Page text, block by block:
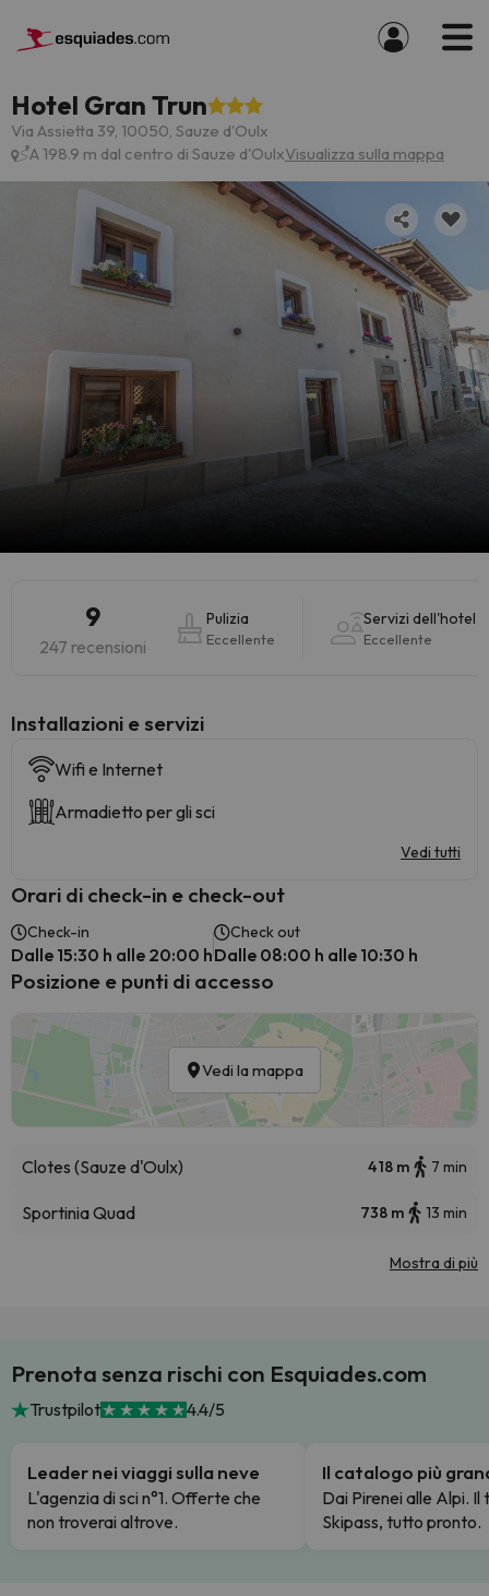
Hotel Gran Trun
Via Assietta 39, 10050, Sauze d'Oulx
A 198.9 m dal centro di Sauze d'OulxVisualizza sulla mappa
9
247 recensioni
Pulizia
Eccellente
Servizi dell'hotel
Eccellente
Installazioni e servizi
Wifi e Internet
Armadietto per gli sci
Vedi tutti
Orari di check-in e check-out
Check-in
Dalle 15:30 h alle 20:00 h
Check out
Dalle 08:00 h alle 10:30 h
Posizione e punti di accesso
Vedi la mappa
Clotes (Sauze d'Oulx) 418 m 7 min
Sportinia Quad 738 m 13 min
Mostra di più
Prenota senza rischi con Esquiades.com
Trustpilot 4.4/5
Leader nei viaggi sulla neve
L'agenzia di sci n°1. Offerte che
non troverai altrove.
Il catalogo più
Dai Pirenei alle Alpi. Il
Skipass, tutto pronto.